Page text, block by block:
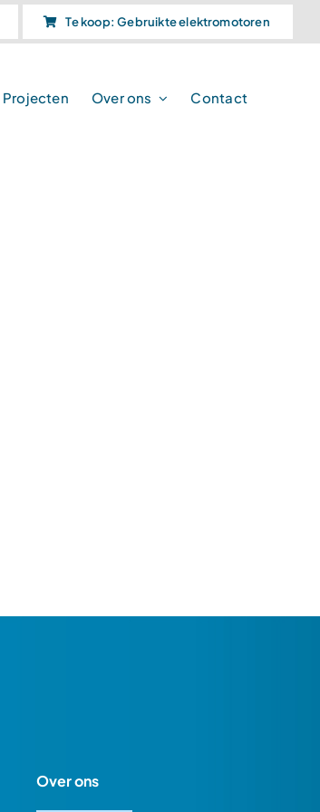
Te koop: Gebruikte elektromotoren
Projecten Over ons Contact
Over ons